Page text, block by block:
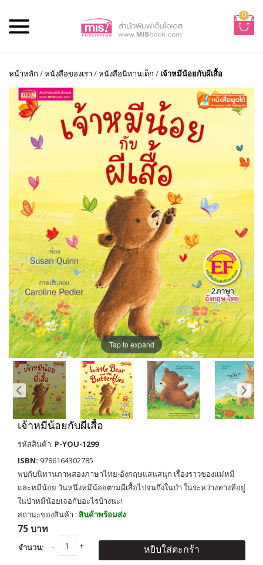
0
หน้าหลัก /หนังสือของเรา /หนังสือนิทานเด็ก / เจ้าหมีน้อยกับผีเสื้อ
Tap to expand
เจ้าหมีน้อยกับผีเสื้อ
รหัสสินค้า: P-YOU-1299
ISBN: 9786164302785
พบกับนิทานภาพสองภาษาไทย-อังกฤษแสนสนุก เรื่องราวของแม่หมี
และหมีน้อย วันหนึ่งหมีน้อยตามผีเสื้อไปจนถึงในป่า ในระหว่างทางที่อยู่
ในป่าหมีน้อยเจอกับอะไรบ้างนะ!
สถานะของสินค้า : สินค้าพร้อมส่ง
75 บาท
จำนวน: หยิบใส่ตะกร้า